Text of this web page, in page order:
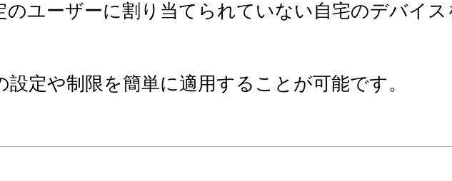
のユーザーに割り当てられていない自宅のデバイス
定や制限を簡単に適用することが可能です。